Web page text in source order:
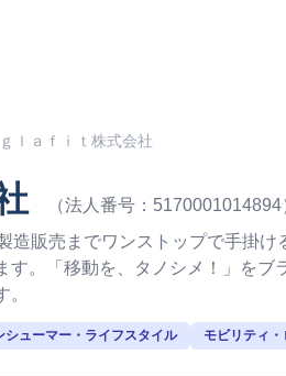
ｇｌａｆｉｔ株式会社
（法人番号：5170001014894
造販売までワンストップで手掛
。「移動を、タノシメ！」を
シューマー・ライフスタイル モビリティ